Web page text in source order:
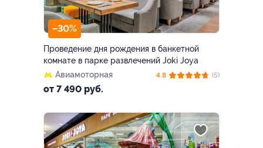
–30%
Проведение дня рождения в банкетной
комнате в парке развлечений Joki Joya
Авиамоторная
от 7 490 руб.
4.8 (5)